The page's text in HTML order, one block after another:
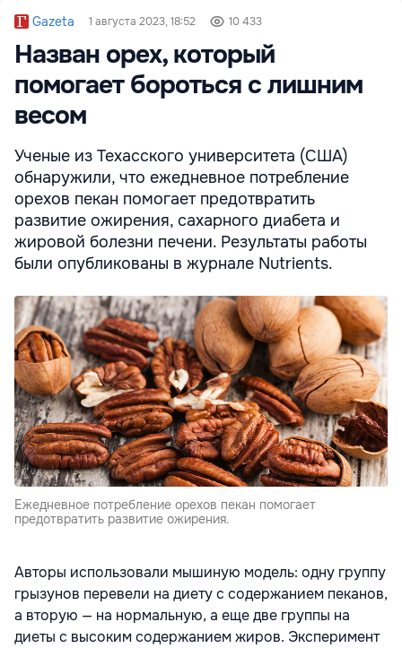
Gazeta 1 августа 2023, 18:52 10 433
Назван орех, который
помогает бороться с лишним
весом
Ученые из Техасского университета (США)
обнаружили, что ежедневное потребление
орехов пекан помогает предотвратить
развитие ожирения, сахарного диабета и
жировой болезни печени. Результаты работы
были опубликованы в журнале Nutrients.
Eжедневное потребление орехов пекан помогает
предотвратить развитие ожирения.
Авторы использовали мышиную модель: одну группу
грызунов перевели на диету с содержанием пеканов,
а вторую — на нормальную, а еще две группы на
диеты с высоким содержанием жиров. Эксперимент